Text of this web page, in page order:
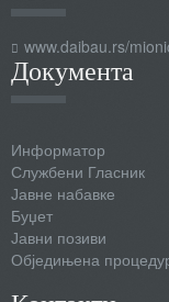
www.daibau.rs/
Документа
Информатор
Службени Гласник
Јавне набавке
Буџет
Јавни позиви
Обједињена